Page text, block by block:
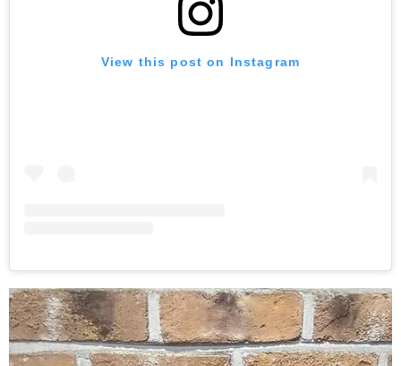
View this post on Instagram